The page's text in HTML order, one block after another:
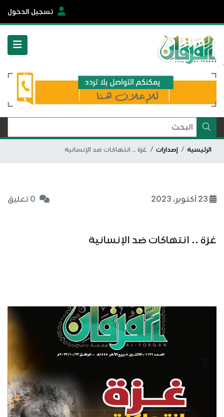
تسجيل الدخول
الرئيسية إصدارات غزة .. انتهاكات ضد الإنسانية
0 تعليق
غزة .. انتهاكات ضد الإنسانية